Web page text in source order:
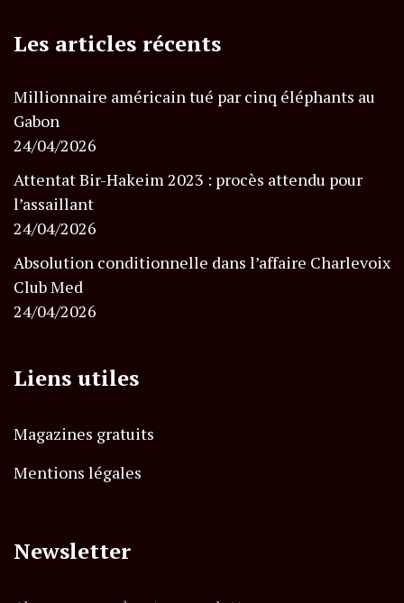
Les articles récents
Millionnaire américain tué par cinq éléphants au
Gabon
24/04/2026
Attentat Bir-Hakeim 2023 : procès attendu pour
l’assaillant
24/04/2026
Absolution conditionnelle dans l’affaire Charlevoix
Club Med
24/04/2026
Liens utiles
Magazines gratuits
Mentions légales
Newsletter